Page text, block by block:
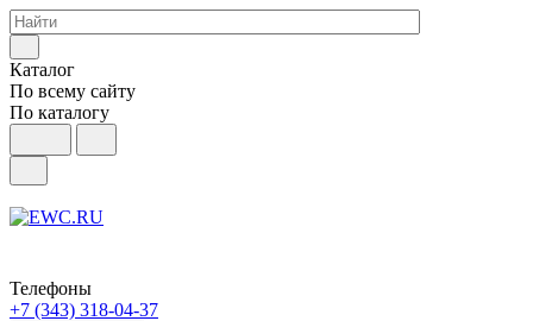
Каталог
По всему сайту
По каталогу
Телефоны
+7 (343) 318-04-37